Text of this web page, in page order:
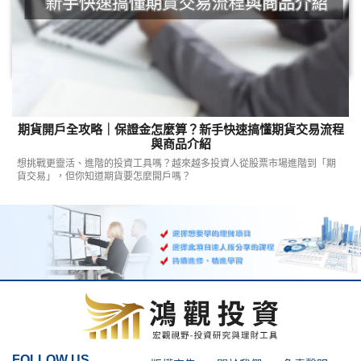
期貨開戶全攻略｜保證金怎麼算？新手快速搞懂期貨交易流程
與商品介紹
想挑戰更靈活、進階的投資工具嗎？越來越多投資人從股票市場進階到「期
貨交易」，但你知道期貨要怎麼開戶嗎？